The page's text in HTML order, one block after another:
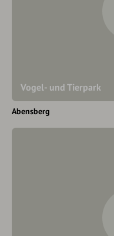
Vogel- und Tierpark
Abensberg